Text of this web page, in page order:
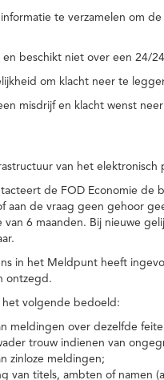
te verzamelen om
beschikt niet over een 24/
om klacht neer te
misdrijf en klacht wenst
van het
de FOD Economie
aan de vraag geen gehoor
6 maanden. Bij nieuwe
in het Meldpunt heeft
ontzegd.
volgende bedoeld:
meldingen over dezelfde
trouw indienen van
zinloze meldingen;
van titels, ambten of namen